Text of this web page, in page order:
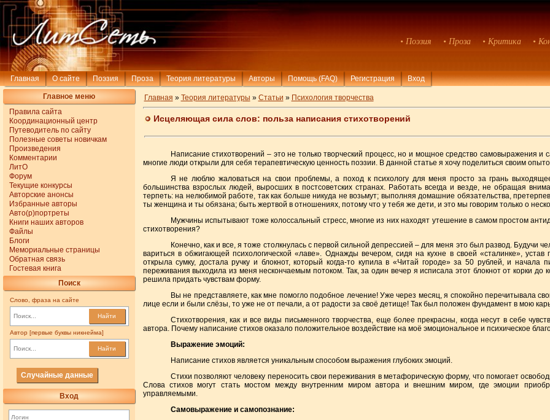
• Поэзия • Проза • Критика •
Главная О сайте Поэзия Проза Теория литературы Авторы Помощь (FAQ) Регистрация Вход
Главное меню
Правила сайта
Координационный центр
Путеводитель по сайту
Полезные советы новичкам
Произведения
Комментарии
ЛитО
Форум
Текущие конкурсы
Авторские анонсы
Избранные авторы
Авто(р)портреты
Книги наших авторов
Файлы
Блоги
Мемориальные страницы
Обратная связь
Гостевая книга
Поиск
Слово, фраза на сайте
Найти
Автор [первые буквы никнейма]
Найти
Случайные данные
Вход
Главная » Теория литературы » Статьи » Психология творчества
Исцеляющая сила слов: польза написания стихотворений
Написание стихотворений – это не только творческий процесс, но и мощное средство самовыражения и
многие люди открыли для себя терапевтическую ценность поэзии. В данной статье я хочу поделиться своим
Я не люблю жаловаться на свои проблемы, а поход к психологу для меня просто за грань
большинства взрослых людей, выросших в постсоветских странах. Работать всегда и везде, не обращая
терпеть: на нелюбимой работе, так как больше никуда не возьмут; выполняя домашние обязательства,
ты женщина и ты обязана; быть жертвой в отношениях, потому что у тебя же дети, и это мы говорим только о
Мужчины испытывают тоже колоссальный стресс, многие из них находят утешение в самом простом
стихотворения?
Конечно, как и все, я тоже столкнулась с первой сильной депрессией – для меня это был развод. Будучи
вариться в обжигающей психологической «лаве». Однажды вечером, сидя на кухне в своей «сталинке», устав
открыла сумку, достала ручку и блокнот, который когда-то купила в «Читай городе» за 50 рублей, и начала
переживания выходила из меня нескончаемым потоком. Так, за один вечер я исписала этот блокнот от корки до
решила придать чувствам форму.
Вы не представляете, как мне помогло подобное лечение! Уже через месяц, я спокойно перечитывала
лице если и были слёзы, то уже не от печали, а от радости за своё детище! Так был положен фундамент в мою
Стихотворения, как и все виды письменного творчества, еще более прекрасны, когда несут в себе
автора. Почему написание стихов оказало положительное воздействие на моё эмоциональное и психическое
Выражение эмоций:
Написание стихов является уникальным способом выражения глубоких эмоций.
Стихи позволяют человеку переносить свои переживания в метафорическую форму, что помогает
Слова стихов могут стать мостом между внутренним миром автора и внешним миром, где эмоции
управляемыми.
Самовыражение и самопознание: